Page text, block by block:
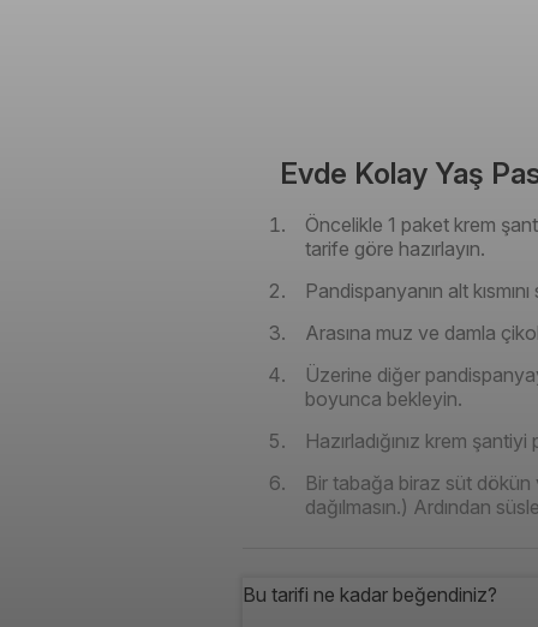
Evde Kolay Yaş
Öncelikle 1 paket krem
tarife göre hazırlayın.
Pandispanyanın alt
Arasına muz ve damla
Üzerine diğer
boyunca bekleyin.
Hazırladığınız krem
Bir tabağa biraz süt dökün
dağılmasın.) Ardından
Bu tarifi ne kadar beğendiniz?